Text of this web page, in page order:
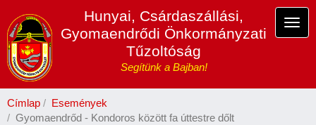
tartalomra
Hunyai, Csárdaszállási,
Gyomaendrődi Önkormányzati
Tűzoltóság
Segítünk a Bajban!
Címlap
Események
Gyomaendrőd - Kondoros között fa úttestre dőlt